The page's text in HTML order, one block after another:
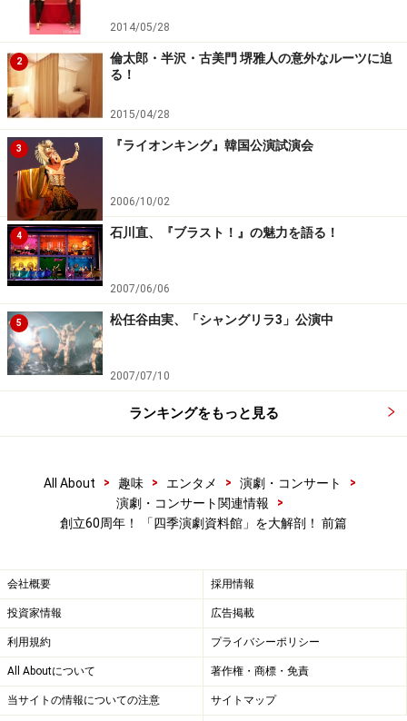
「オペラ座の怪人
で使用された小道具を宝探し感覚でゆっくり見て回るの
もめちゃめちゃ楽しそう！
→続いて、劇団四季の「ドラマ」に迫ります！
※記事内容は執筆時点のものです。最新の内容をご確認くださ
い。
2014/05/28
2
倫太郎・半沢・古美門 堺雅人の意外なルーツに迫
る！
2015/04/28
3 『ライオンキング』韓国公演試演会
2006/10/02
4 石川直、『ブラスト！』の魅力を語る！
2007/06/06
5 松任谷由実、「シャングリラ3」公演中
2007/07/10
ランキングをもっと見る
All About > 趣味 > エンタメ > 演劇・コンサート
>
演劇・コンサート関連情報
>
創立60周年！ 「四季演劇資料館」を大解剖！ 前篇
会社概要 採用情報
投資家情報 広告掲載
利用規約 プライバシーポリシー
All Aboutについて 著作権・商標・免責
当サイトの情報についての注意 サイトマップ